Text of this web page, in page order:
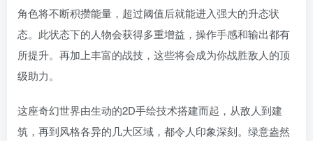
角色将不断积攒能量，超过阈值后就能进入强大的升态状
态。此状态下的人物会获得多重增益，操作手感和输出都有
所提升。再加上丰富的战技，这些将会成为你战胜敌人的顶
级助力。
这座奇幻世界由生动的2D手绘技术搭建而起，从敌人到建
筑，再到风格各异的几大区域，都令人印象深刻。绿意盎然